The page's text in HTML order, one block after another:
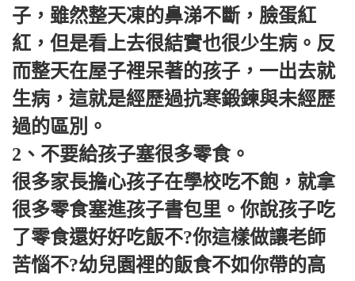
子，雖然整天凍的鼻涕不斷，臉蛋紅
紅，但是看上去很結實也很少生病。反
而整天在屋子裡呆著的孩子，一出去就
生病，這就是經歷過抗寒鍛鍊與未經歷
過的區別。
2、不要給孩子塞很多零食。
很多家長擔心孩子在學校吃不飽，就拿
很多零食塞進孩子書包里。你說孩子吃
了零食還好好吃飯不?你這樣做讓老師
苦惱不?幼兒園裡的飯食不如你帶的高